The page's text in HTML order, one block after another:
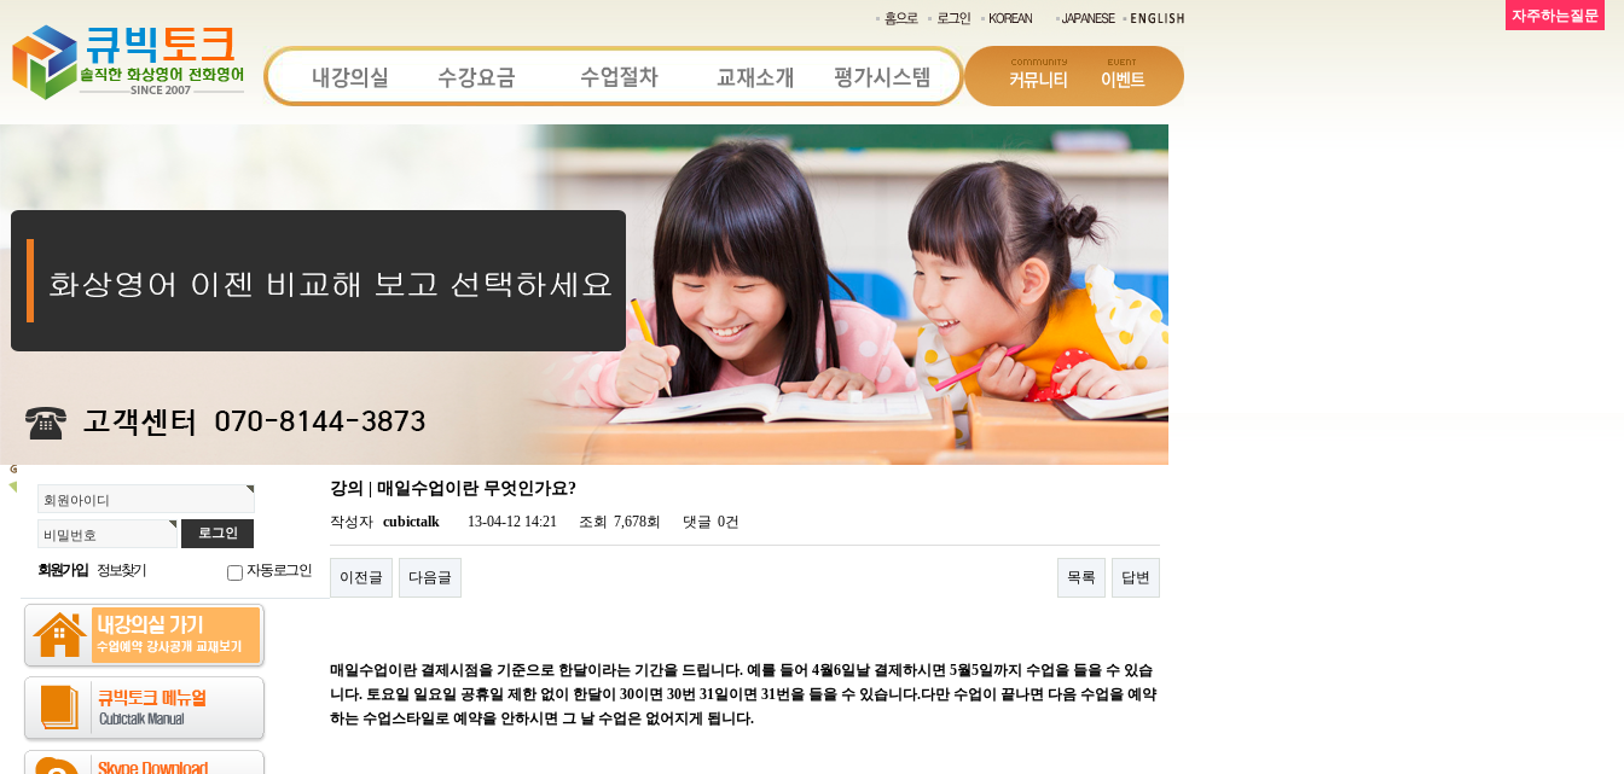
회원아이디
비밀번호
회원가입 정보찾기 자동로그인
자주하는질문
강의 | 매일수업이란 무엇인가요?
작성자 cubictalk 13-04-12 14:21 조회 7,678회 댓글 0건
이전글 다음글 목록 답변
매일수업이란 결제시점을 기준으로 한달이라는 기간을 드립니다. 예를 들어 4월6일날 결제하시면 5월5일까지 수업을 들을 수 있습
니다. 토요일 일요일 공휴일 제한 없이 한달이 30이면 30번 31일이면 31번을 들을 수 있습니다.다만 수업이 끝나면 다음 수업을 예약
하는 수업스타일로 예약을 안하시면 그 날 수업은 없어지게 됩니다.